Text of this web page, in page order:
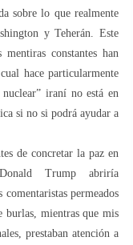
sobre lo que realmente
y Teherán. Este
constantes han
hace particularmente
iraní no está en
si no si podrá ayudar a
de concretar la paz en
Trump abriría
permeados
burlas, mientras que mis
prestaban atención a